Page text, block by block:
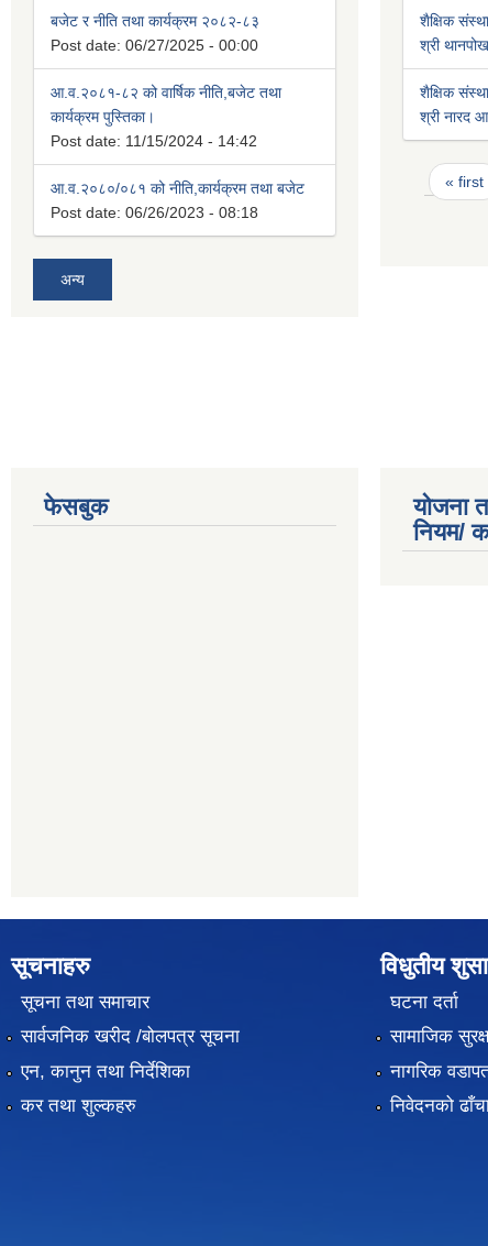
बजेट र नीति तथा कार्यक्रम २०८२-८३
Post date: 06/27/2025 - 00:00
आ.व.२०८१-८२ को वार्षिक नीति,बजेट तथा
कार्यक्रम पुस्तिका।
Post date: 11/15/2024 - 14:42
आ.व.२०८०/०८१ को नीति,कार्यक्रम तथा बजेट
Post date: 06/26/2023 - 08:18
अन्य
शैक्षिक संस्था
श्री
शैक्षिक संस्था
श्री नारद
Pages
« first
फेसबुक
योजना
नियम/
सूचनाहरु
सूचना तथा समाचार
सार्वजनिक खरीद /बोलपत्र सूचना
एन, कानुन तथा निर्देशिका
कर तथा शुल्कहरु
विधुतीय
घटना दर्ता
सामाजिक
नागरिक
निवेदनको